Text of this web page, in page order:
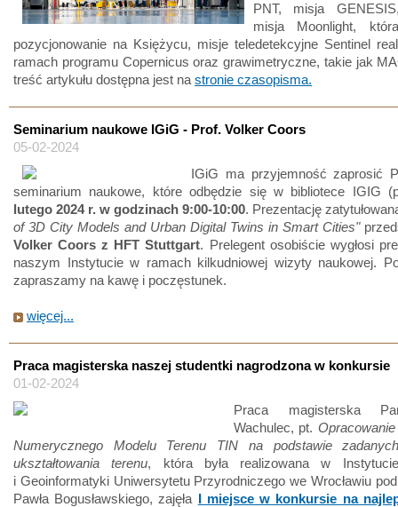
PNT, misja
misja Moonlight,
pozycjonowanie na Księżycu, misje teledetekcyjne Sentinel
ramach programu Copernicus oraz grawimetryczne, takie jak
treść artykułu dostępna jest na stronie czasopisma.
Seminarium naukowe IGiG - Prof. Volker Coors
05-02-2024
IGiG ma przyjemność zaprosić
seminarium naukowe, które odbędzie się w bibliotece IGIG
lutego 2024 r. w godzinach 9:00-10:00. Prezentację
of 3D City Models and Urban Digital Twins in Smart Cities"
Volker Coors z HFT Stuttgart. Prelegent osobiście wygłosi
naszym Instytucie w ramach kilkudniowej wizyty naukowej.
zapraszamy na kawę i poczęstunek.
więcej...
Praca magisterska naszej studentki nagrodzona w konkursie
01-02-2024
Praca magisterska
Wachulec, pt.
Numerycznego Modelu Terenu TIN na podstawie
ukształtowania terenu, która była realizowana w
i Geoinformatyki Uniwersytetu Przyrodniczego we Wrocławiu
Pawła Bogusławskiego, zajęła I miejsce w konkursie na